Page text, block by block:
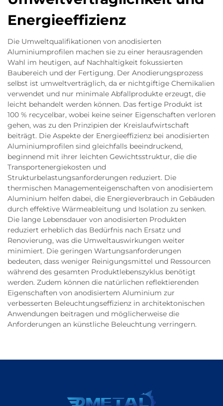
Energieeffizienz
Die Umweltqualifikationen von anodisierten
Aluminiumprofilen machen sie zu einer herausragenden
Wahl im heutigen, auf Nachhaltigkeit fokussierten
Baubereich und der Fertigung. Der Anodierungsprozess
selbst ist umweltverträglich, da er nichtgiftige Chemikalien
verwendet und nur minimale Abfallprodukte erzeugt, die
leicht behandelt werden können. Das fertige Produkt ist
100 % recycelbar, wobei keine seiner Eigenschaften verloren
gehen, was zu den Prinzipien der Kreislaufwirtschaft
beiträgt. Die Aspekte der Energieeffizienz bei anodisierten
Aluminiumprofilen sind gleichfalls beeindruckend,
beginnend mit ihrer leichten Gewichtsstruktur, die die
Transportenergiekosten und
Strukturbelastungsanforderungen reduziert. Die
thermischen Managementeigenschaften von anodisiertem
Aluminium helfen dabei, die Energieverbrauch in Gebäuden
durch effektive Wärmeableitung und Isolation zu senken.
Die lange Lebensdauer von anodisierten Produkten
reduziert erheblich das Bedürfnis nach Ersatz und
Renovierung, was die Umweltauswirkungen weiter
minimiert. Die geringen Wartungsanforderungen
bedeuten, dass weniger Reinigungsmittel und Ressourcen
während des gesamten Produktlebenszyklus benötigt
werden. Zudem können die natürlichen reflektierenden
Eigenschaften von anodisiertem Aluminium zur
verbesserten Beleuchtungseffizienz in architektonischen
Anwendungen beitragen und möglicherweise die
Anforderungen an künstliche Beleuchtung verringern.